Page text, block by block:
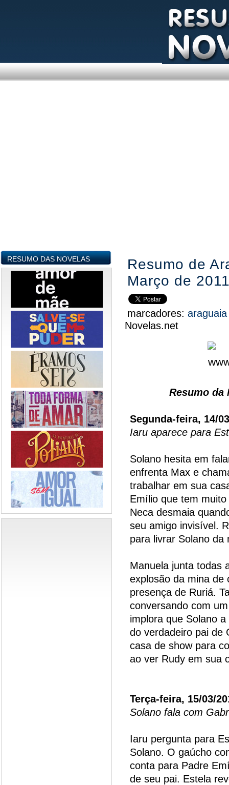
RESUMO DAS NOVELAS
Resumo de
Março de
marcadores:
Novelas.net
Resumo da
Segunda-feira, 14/
Iaru aparece para
Solano hesita em
enfrenta Max e
trabalhar em sua
Emílio que tem
Neca desmaia
seu amigo invisível.
para livrar Solano da
Manuela junta todas
explosão da mina de
presença de Ruriá.
conversando com
implora que Solano
do verdadeiro pai de
casa de show para
ao ver Rudy em sua
Terça-feira, 15/03/
Solano fala com
Iaru pergunta para
Solano. O gaúcho
conta para Padre
de seu pai. Estela